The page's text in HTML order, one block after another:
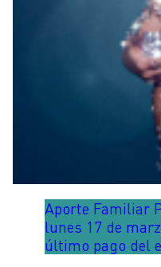
Aporte Familiar
lunes 17 de
último pago del